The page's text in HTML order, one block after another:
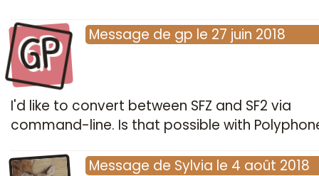
GP Message de gp le 27 juin 2018
I'd like to convert between SFZ and SF2 via
command-line. Is that possible with
Message de Sylvia le 4 août 2018